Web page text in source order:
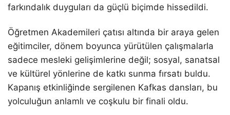
farkındalık duyguları da güçlü biçimde hissedildi.
Öğretmen Akademileri çatısı altında bir araya gelen
eğitimciler, dönem boyunca yürütülen çalışmalarla
sadece mesleki gelişimlerine değil; sosyal, sanatsal
ve kültürel yönlerine de katkı sunma fırsatı buldu.
Kapanış etkinliğinde sergilenen Kafkas dansları, bu
yolculuğun anlamlı ve coşkulu bir finali oldu.